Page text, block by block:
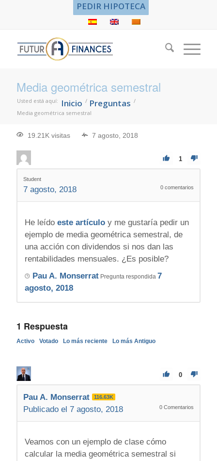
PEDIR HIPOTECA
Media geométrica semestral
Usted está aquí: Inicio / Preguntas /
Media geométrica semestral
19.21K visitas 7 agosto, 2018
1
Student
7 agosto, 2018 0 comentarios
He leído este artículoy me gustaría pedir un
ejemplo de media geométrica semestral, de
una acción con dividendos si nos dan las
rentabilidades mensuales. ¿Es posible?
Pau A. MonserratPregunta respondida 7
agosto, 2018
1 Respuesta
Activo Votado Lo más reciente Lo más Antiguo
0
Pau A. Monserrat 116.63K
Publicado el 7 agosto, 2018 0 Comentarios
Veamos con un ejemplo de clase cómo
calcular la media geométrica semestral si